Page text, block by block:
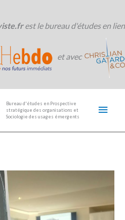
est le bureau d'études en lien
et avec
Bureau d'études en Prospective
stratégique des organisations et
Sociologie des usages émergents